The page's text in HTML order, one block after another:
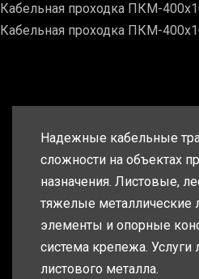
Кабельная проходка ПКМ-
Кабельная проходка ПКМ-
Надежные кабельные
сложности на объектах
назначения. Листовые,
тяжелые металлические
элементы и опорные
система крепежа. Услуги
листового металла.